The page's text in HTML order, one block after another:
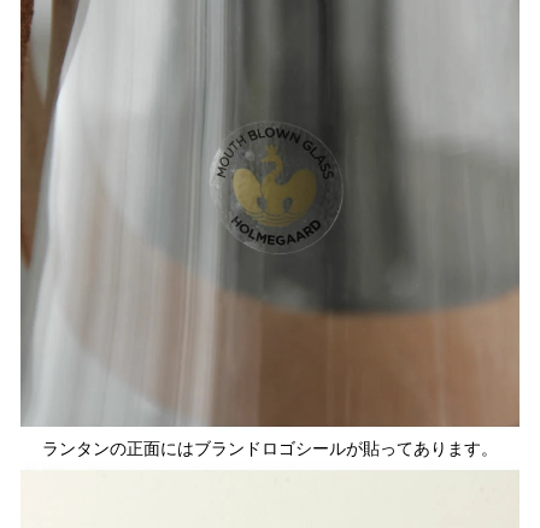
ランタンの正面にはブランドロゴシールが貼ってあります。